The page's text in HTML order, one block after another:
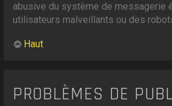
abusive du système de messagerie
utilisateurs malveillants ou des
Haut
PROBLÈMES DE